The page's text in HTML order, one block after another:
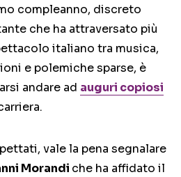
compleanno, discreto
che ha attraversato più
italiano tra musica,
e polemiche sparse, è
andare ad auguri copiosi
vale la pena segnalare
Morandi che ha affidato il